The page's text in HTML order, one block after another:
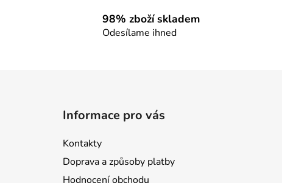
98% zboží skladem
Odesílame ihned
Informace pro vás
Kontakty
Doprava a způsoby platby
Hodnocení obchodu